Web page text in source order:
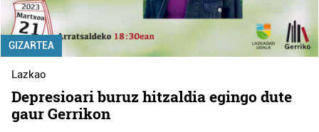
GIZARTEA
Lazkao
Depresioari buruz hitzaldia egingo dute
gaur Gerrikon